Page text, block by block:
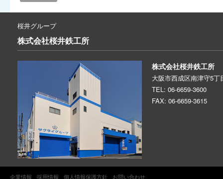
桜井グループ
株式会社桜井鉄工所
株式会社桜井鉄工所
大阪市西成区南津守5丁
TEL: 06-6659-3600
FAX: 06-6659-3615
企業情報 採用情報 個人情報保護方針 お問い合わせ